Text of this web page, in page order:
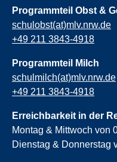
Programmteil Obst &
schulobst(at)mlv.nrw.de
+49 211 3843-4918
Programmteil Milch
schulmilch(at)mlv.nrw.de
+49 211 3843-4918
Erreichbarkeit in der
Montag & Mittwoch von
Dienstag & Donnerstag